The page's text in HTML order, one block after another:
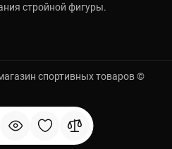
стройной фигуры.
спортивных товаров ©